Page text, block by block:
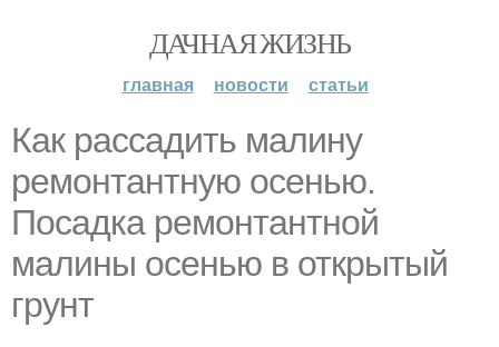
ДАЧНАЯ ЖИЗНЬ
главная новости статьи
Как рассадить малину
ремонтантную осенью.
Посадка ремонтантной
малины осенью в открытый
грунт